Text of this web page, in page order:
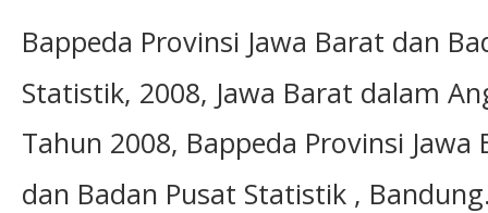
Bappeda Provinsi Jawa Barat dan
Statistik, 2008, Jawa Barat dalam
Tahun 2008, Bappeda Provinsi Jawa
dan Badan Pusat Statistik ,